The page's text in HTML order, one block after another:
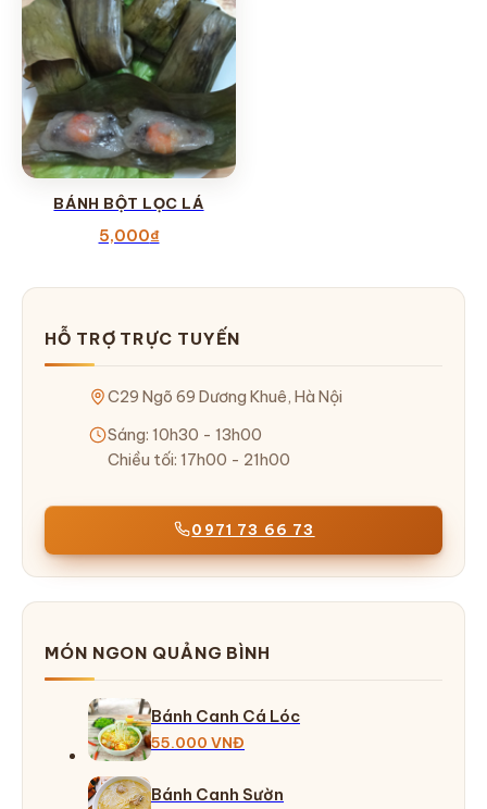
BÁNH BỘT LỌC LÁ
5,000₫
HỖ TRỢ TRỰC TUYẾN
C29 Ngõ 69 Dương Khuê, Hà Nội
Sáng: 10h30 - 13h00
Chiều tối: 17h00 - 21h00
0971 73 66 73
MÓN NGON QUẢNG BÌNH
Bánh Canh Cá Lóc
55.000 VNĐ
Bánh Canh Sườn